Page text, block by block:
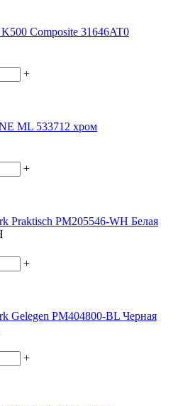
Composite 31646AT0
+
ML 533712 хром
+
Praktisch PM205546-WH Белая
+
Gelegen PM404800-BL Черная
+